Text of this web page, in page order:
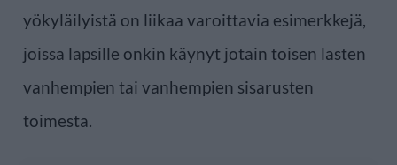
yökyläilyistä on liikaa varoittavia esimerkkejä,
joissa lapsille onkin käynyt jotain toisen lasten
vanhempien tai vanhempien sisarusten
toimesta.